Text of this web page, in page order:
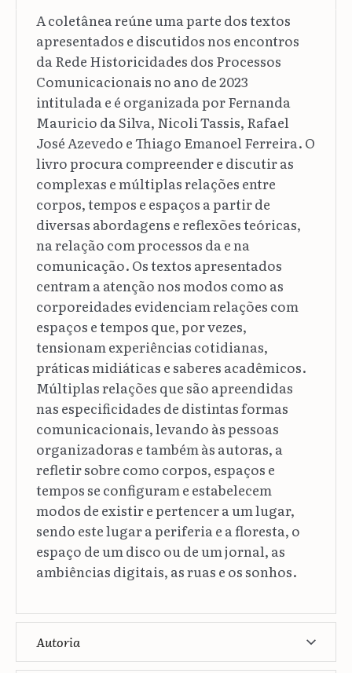
A coletânea reúne uma parte dos textos
apresentados e discutidos nos encontros
da Rede Historicidades dos Processos
Comunicacionais no ano de 2023
intitulada e é organizada por Fernanda
Mauricio da Silva, Nicoli Tassis, Rafael
José Azevedo e Thiago Emanoel Ferreira. O
livro procura compreender e discutir as
complexas e múltiplas relações entre
corpos, tempos e espaços a partir de
diversas abordagens e reflexões teóricas,
na relação com processos da e na
comunicação. Os textos apresentados
centram a atenção nos modos como as
corporeidades evidenciam relações com
espaços e tempos que, por vezes,
tensionam experiências cotidianas,
práticas midiáticas e saberes acadêmicos.
Múltiplas relações que são apreendidas
nas especificidades de distintas formas
comunicacionais, levando às pessoas
organizadoras e também às autoras, a
refletir sobre como corpos, espaços e
tempos se configuram e estabelecem
modos de existir e pertencer a um lugar,
sendo este lugar a periferia e a floresta, o
espaço de um disco ou de um jornal, as
ambiências digitais, as ruas e os sonhos.
Autoria